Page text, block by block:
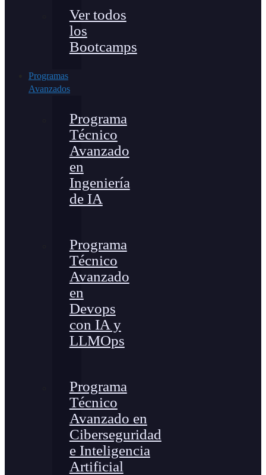
Ver todos
los
Bootcamps
Programas
Avanzados
Programa
Técnico
Avanzado
en
Ingeniería
de IA
Programa
Técnico
Avanzado
en
Devops
con IA y
LLMOps
Programa
Técnico
Avanzado en
Ciberseguridad
e Inteligencia
Artificial